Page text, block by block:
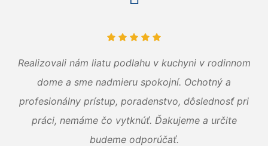
Realizovali nám liatu podlahu v kuchyni v rodinnom
dome a sme nadmieru spokojní. Ochotný a
profesionálny prístup, poradenstvo, dôslednosť pri
práci, nemáme čo vytknúť. Ďakujeme a určite
budeme odporúčať.